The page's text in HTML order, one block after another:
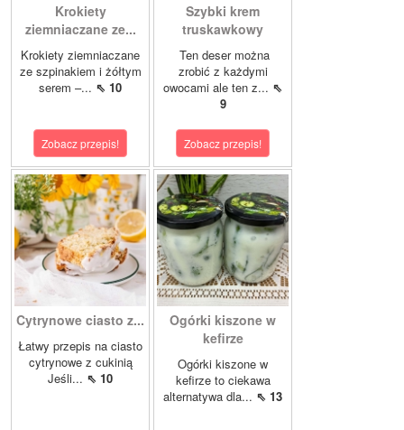
Krokiety
ziemniaczane ze...
Krokiety ziemniaczane
ze szpinakiem i żółtym
serem –... ⇖ 10
Zobacz przepis!
Szybki krem
truskawkowy
Ten deser można
zrobić z każdymi
owocami ale ten z... ⇖
9
Zobacz przepis!
Cytrynowe ciasto z...
Łatwy przepis na ciasto
cytrynowe z cukinią
Jeśli... ⇖ 10
Ogórki kiszone w
kefirze
Ogórki kiszone w
kefirze to ciekawa
alternatywa dla... ⇖ 13